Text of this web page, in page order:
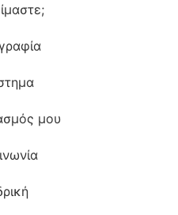
μου